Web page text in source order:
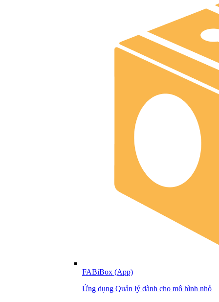
FABiBox (App)
Ứng dụng Quản lý dành cho mô hình nhỏ